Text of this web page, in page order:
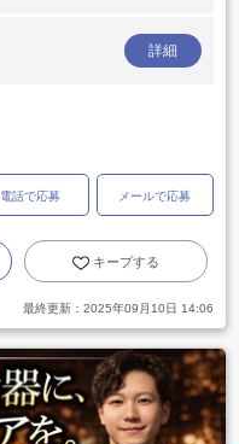
詳細
電話で応募 メールで応募
キープする
最終更新： 2025年09月10日 14:06